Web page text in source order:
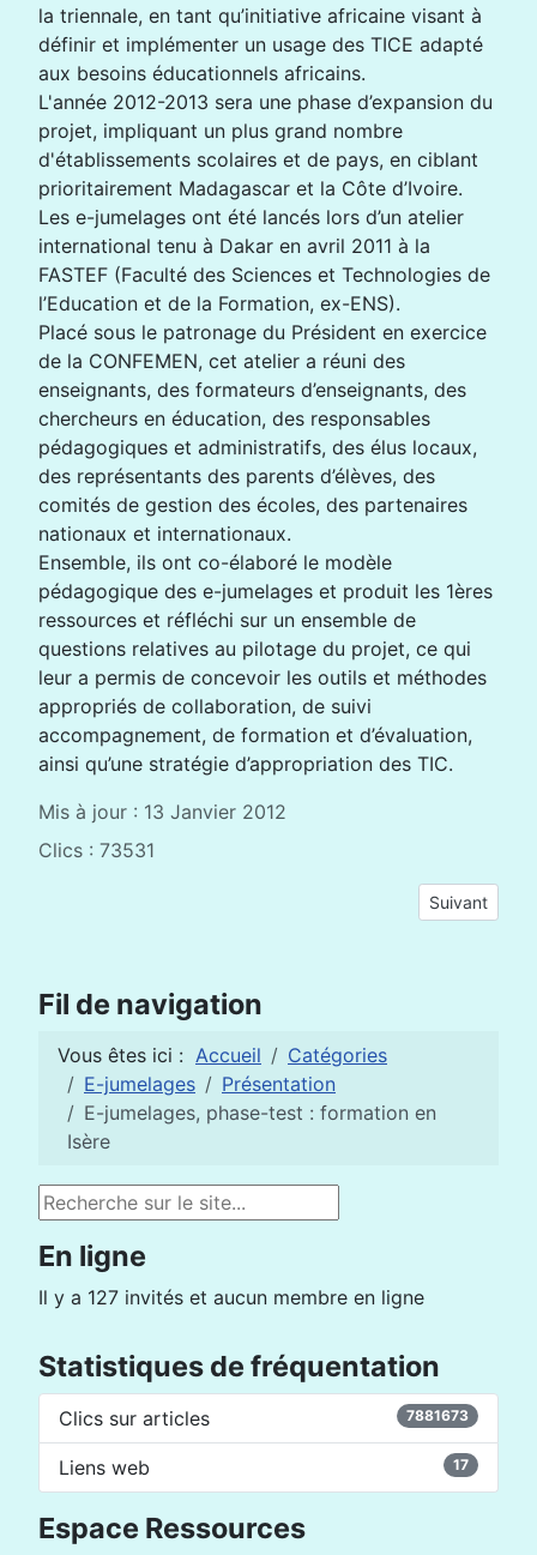
Espace Ressources
la triennale, en tant qu’initiative africaine visant à
définir et implémenter un usage des TICE adapté
aux besoins éducationnels africains.
L'année 2012-2013 sera une phase d’expansion du
projet, impliquant un plus grand nombre
d'établissements scolaires et de pays, en ciblant
prioritairement Madagascar et la Côte d’Ivoire.
Les e-jumelages ont été lancés lors d’un atelier
international tenu à Dakar en avril 2011 à la
FASTEF (Faculté des Sciences et Technologies de
l’Education et de la Formation, ex-ENS).
Placé sous le patronage du Président en exercice
de la CONFEMEN, cet atelier a réuni des
enseignants, des formateurs d’enseignants, des
chercheurs en éducation, des responsables
pédagogiques et administratifs, des élus locaux,
des représentants des parents d’élèves, des
comités de gestion des écoles, des partenaires
nationaux et internationaux.
Ensemble, ils ont co-élaboré le modèle
pédagogique des e-jumelages et produit les 1ères
ressources et réfléchi sur un ensemble de
questions relatives au pilotage du projet, ce qui
leur a permis de concevoir les outils et méthodes
appropriés de collaboration, de suivi
accompagnement, de formation et d’évaluation,
ainsi qu’une stratégie d’appropriation des TIC.
Mis à jour : 13 Janvier 2012
Clics : 73531
Article
Suivant
Fil de navigation
Vous êtes ici : Accueil
Catégories
E-jumelages
Présentation
E-jumelages, phase-test : formation en
Isère
Rechercher
En ligne
Il y a 127 invités et aucun membre en ligne
Statistiques de fréquentation
Clics sur articles 7881673
Liens web 17